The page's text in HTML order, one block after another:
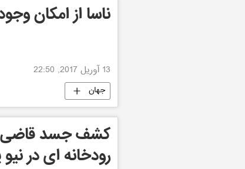
ناسا از امکان
13 آوریل 2017, 22:50
جهان
کشف جسد قاضی
رودخانه ای در